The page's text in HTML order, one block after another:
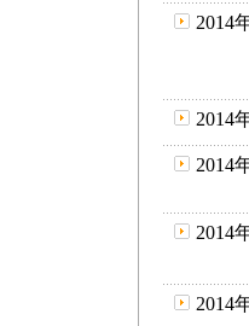
2014
2014
2014
2014
2014